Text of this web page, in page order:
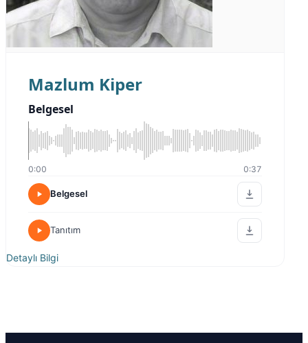
Mazlum Kiper
Belgesel
0:00 0:37
Belgesel
Tanıtım
Detaylı Bilgi